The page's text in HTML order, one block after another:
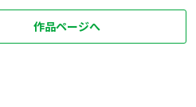
作品ページへ